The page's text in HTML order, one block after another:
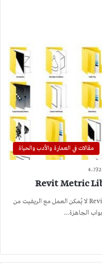
مقالات في العمارة والأدب والحياة
4٬732
مكتبة الريفيت المترية 2017 Revit Metric Library لا يُمكن العمل مع الريفيت من